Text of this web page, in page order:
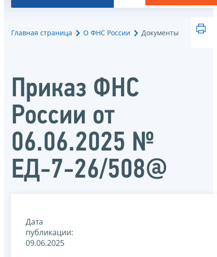
Главная страница О ФНС России Документы
Приказ ФНС
России от
06.06.2025 №
ЕД-7-26/508@
Дата
публикации:
09.06.2025